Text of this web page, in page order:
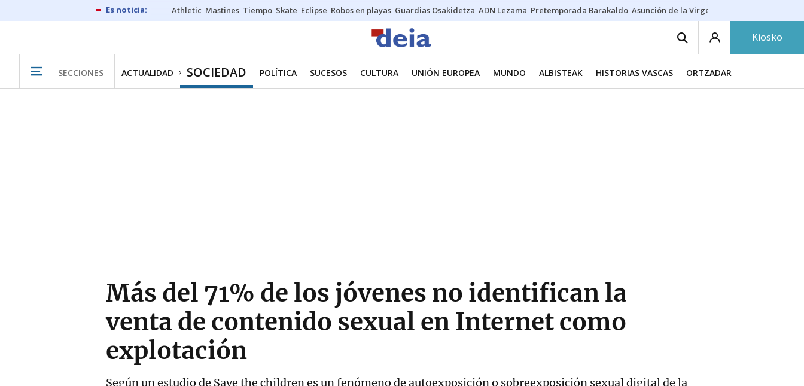
Athletic Mastines Tiempo Skate Eclipse Robos en playas Guardias Osakidetza ADN Lezama Pretemporada Barakaldo Asunción de la Virgen
Kiosko
SECCIONES ACTUALIDAD SOCIEDAD POLÍTICA SUCESOS CULTURA UNIÓN EUROPEA MUNDO ALBISTEAK HISTORIAS VASCAS ORTZADAR
Más del 71% de los jóvenes no identifican la
venta de contenido sexual en Internet como
explotación
Según un estudio de Save the children es un fenómeno de autoexposición o sobreexposición sexual digital de la